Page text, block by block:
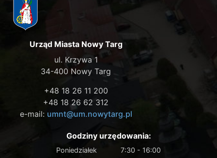
Urząd Miasta Nowy Targ
ul. Krzywa 1
34-400 Nowy Targ
+48 18 26 11 200
+48 18 26 62 312
e-mail: umnt@um.nowytarg.pl
Godziny urzędowania:
Poniedziałek
7:30 - 16:00